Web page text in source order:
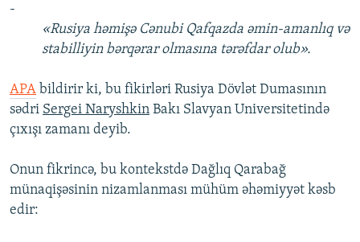
-
«Rusiya həmişə Cənubi Qafqazda əmin-amanlıq və
stabilliyin bərqərar olmasına tərəfdar olub».
APA bildirir ki, bu fikirləri Rusiya Dövlət Dumasının
sədri Sergei Naryshkin Bakı Slavyan Universitetində
çıxışı zamanı deyib.
Onun fikrincə, bu kontekstdə Dağlıq Qarabağ
münaqişəsinin nizamlanması mühüm əhəmiyyət kəsb
edir: